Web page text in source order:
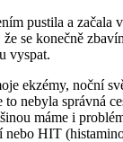
pustila a
se konečně
vyspat.
ekzémy, noční
nebyla správná
máme i
HIT